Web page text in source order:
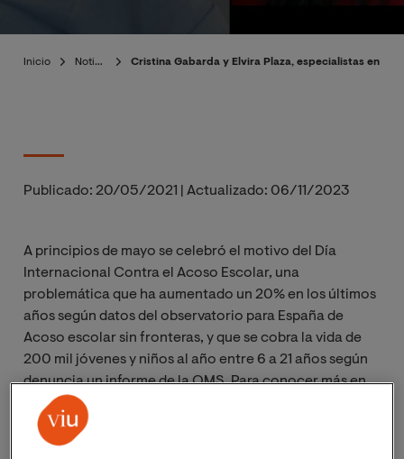
Inicio Noticias Cristina Gabarda y Elvira Plaza, especialistas en
Publicado: 20/05/2021 Actualizado: 06/11/2023
A principios de mayo se celebró el motivo del Día
Internacional Contra el Acoso Escolar, una
problemática que ha aumentado un 20% en los últimos
años según datos del observatorio para España de
Acoso escolar sin fronteras, y que se cobra la vida de
200 mil jóvenes y niños al año entre 6 a 21 años según
denuncia un informe de la OMS. Para conocer más en
profundidad algunas de las claves del acoso escolar,
nos pusimos en contacto con la
Méndez